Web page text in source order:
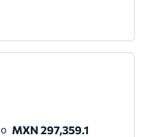
MXN 297,359.1